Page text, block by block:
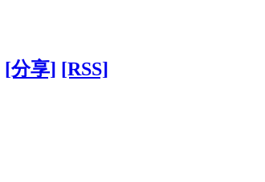
[分享] [RSS]